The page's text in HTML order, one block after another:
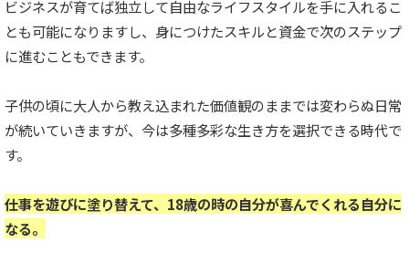
ビジネスが育てば独立して自由なライフスタイルを手に入れるこ
とも可能になりますし、身につけたスキルと資金で次のステップ
に進むこともできます。
子供の頃に大人から教え込まれた価値観のままでは変わらぬ日常
が続いていきますが、今は多種多彩な生き方を選択できる時代で
す。
仕事を遊びに塗り替えて、18歳の時の自分が喜んでくれる自分に
なる。